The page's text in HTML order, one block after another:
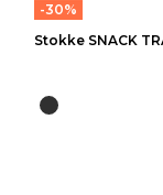
-30%
Stokke SNACK